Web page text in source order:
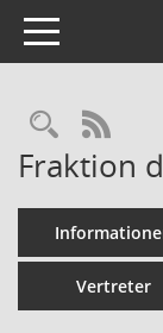
Toggle navigation
Fraktion
Vertreter